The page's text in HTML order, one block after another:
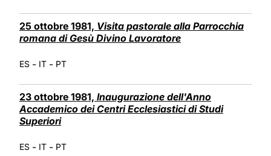
25 ottobre 1981, Visita pastorale alla Parrocchia
romana di Gesù Divino Lavoratore
ES - IT - PT
23 ottobre 1981, Inaugurazione dell'Anno
Accademico dei Centri Ecclesiastici di Studi
Superiori
ES - IT - PT